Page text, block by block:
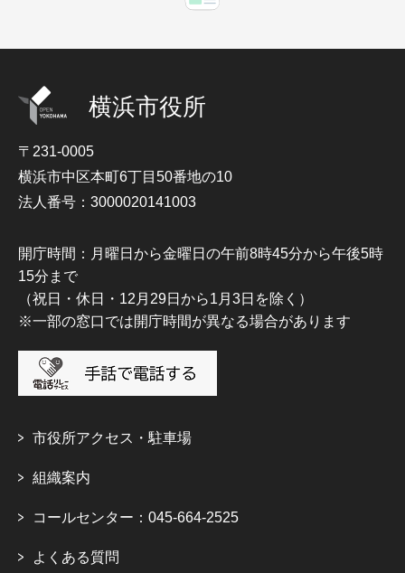
横浜市役所
〒231-0005
横浜市中区本町6丁目50番地の10
法人番号：3000020141003
開庁時間：月曜日から金曜日の午前8時45分から午後5時
15分まで
（祝日・休日・12月29日から1月3日を除く）
※一部の窓口では開庁時間が異なる場合があります
市役所アクセス・駐車場
組織案内
コールセンター：045-664-2525
よくある質問